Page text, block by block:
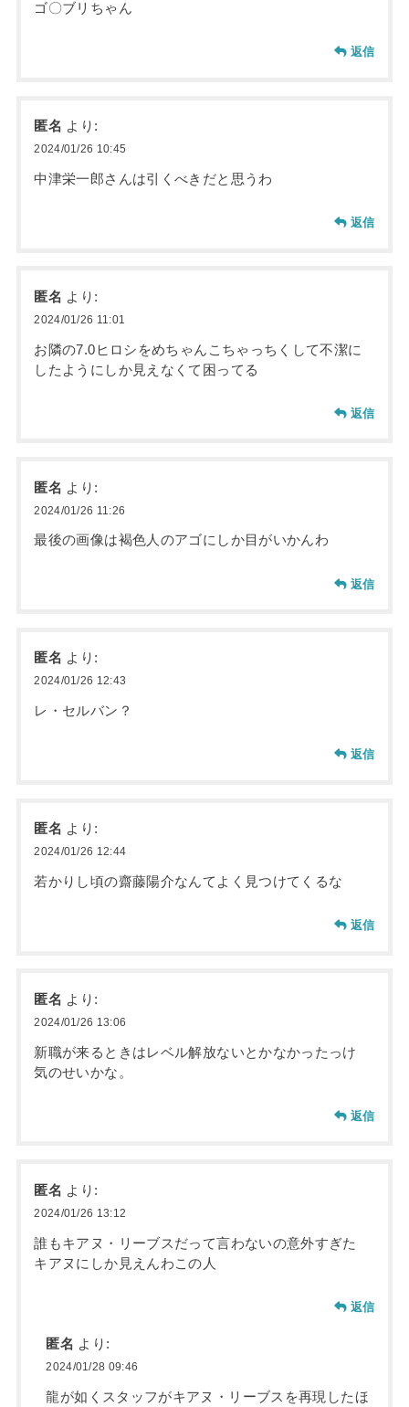
ゴ〇ブリちゃん
返信
匿名 より:
2024/01/26 10:45
中津栄一郎さんは引くべきだと思うわ
返信
匿名 より:
2024/01/26 11:01
お隣の7.0ヒロシをめちゃんこちゃっちくして不潔に
したようにしか見えなくて困ってる
返信
匿名 より:
2024/01/26 11:26
最後の画像は褐色人のアゴにしか目がいかんわ
返信
匿名 より:
2024/01/26 12:43
レ・セルバン？
返信
匿名 より:
2024/01/26 12:44
若かりし頃の齋藤陽介なんてよく見つけてくるな
返信
匿名 より:
2024/01/26 13:06
新職が来るときはレベル解放ないとかなかったっけ
気のせいかな。
返信
匿名 より:
2024/01/26 13:12
誰もキアヌ・リーブスだって言わないの意外すぎた
キアヌにしか見えんわこの人
返信
匿名 より:
2024/01/28 09:46
龍が如くスタッフがキアヌ・リーブスを再現したほ